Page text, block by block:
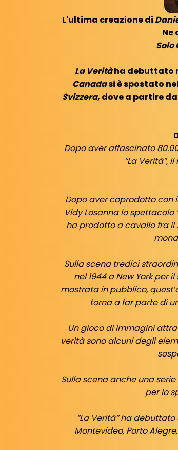
L'ultima creazione di
Ne
Solo
La Veritàha debuttato
Canadasi è spostato nel
Svizzera, dove a partire
Dopo aver affascinato
“La Verità”,
Dopo aver coprodotto con
Vidy Losanna lo spettacolo
ha prodotto a cavallo fra il
Sulla scena tredici
nel 1944 a New York per
mostrata in pubblico,
torna a far parte di
Un gioco di immagini
verità sono alcuni degli
Sulla scena anche una
per lo
“La Verità” ha
Montevideo, Porto